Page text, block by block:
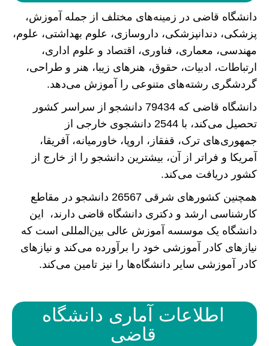
دانشگاه قاضی در زمینه‌های مختلف از جمله آموزش،
پزشکی، دندانپزشکی، داروسازی، علوم بهداشتی، علوم،
مهندسی، معماری، فناوری، اقتصاد و علوم اداری،
ارتباطات، ادبیات، حقوق، هنرهای زیبا، هنر و طراحی،
گردشگری رشته‌های متنوعی را آموزش می‌دهد.
دانشگاه قاضی که 79434 دانشجو از سراسر کشور
تحصیل می‌کند، با 2544 دانشجوی خارجی از
جمهوری‌های ترک، قفقاز، اروپا، خاورمیانه، آفریقا،
آمریکا و فراتر از آن، بیشترین دانشجو را از خارج از
کشور دریافت می‌کند.
همچنین کشورهای شرقی 26567 دانشجو در مقاطع
کارشناسی ارشد و دکتری دانشگاه قاضی دارند، این
دانشگاه یک موسسه آموزش عالی بین‌المللی است که
نیازهای کادر آموزشی خود را برآورده می‌کند و نیازهای
کادر آموزشی سایر دانشگاه‌ها را نیز تامین می‌کند.
اطلاعات آماری دانشگاه
قاضی